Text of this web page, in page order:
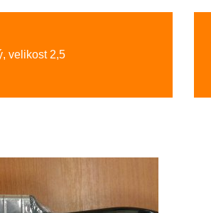
velikost 2,5